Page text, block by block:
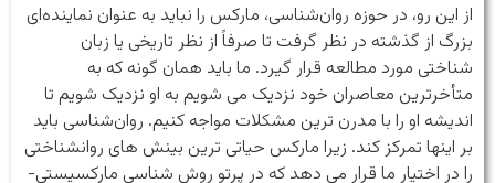
از این رو، در حوزه روان‌شناسی، مارکس را نباید به عنوان نماینده‌ای
بزرگ از گذشته در نظر گرفت تا صرفاً از نظر تاریخی یا زبان
شناختی مورد مطالعه قرار گیرد. ما باید همان گونه که به
متأخرترین معاصران خود نزدیک می شویم به او نزدیک شویم تا
اندیشه او را با مدرن ترین مشکلات مواجه کنیم. روان‌شناسی باید
بر اینها تمرکز کند. زیرا مارکس حیاتی ترین بینش های روانشناختی
را در اختیار ما قرار می دهد که در پرتو روش شناسی مارکسیستی-